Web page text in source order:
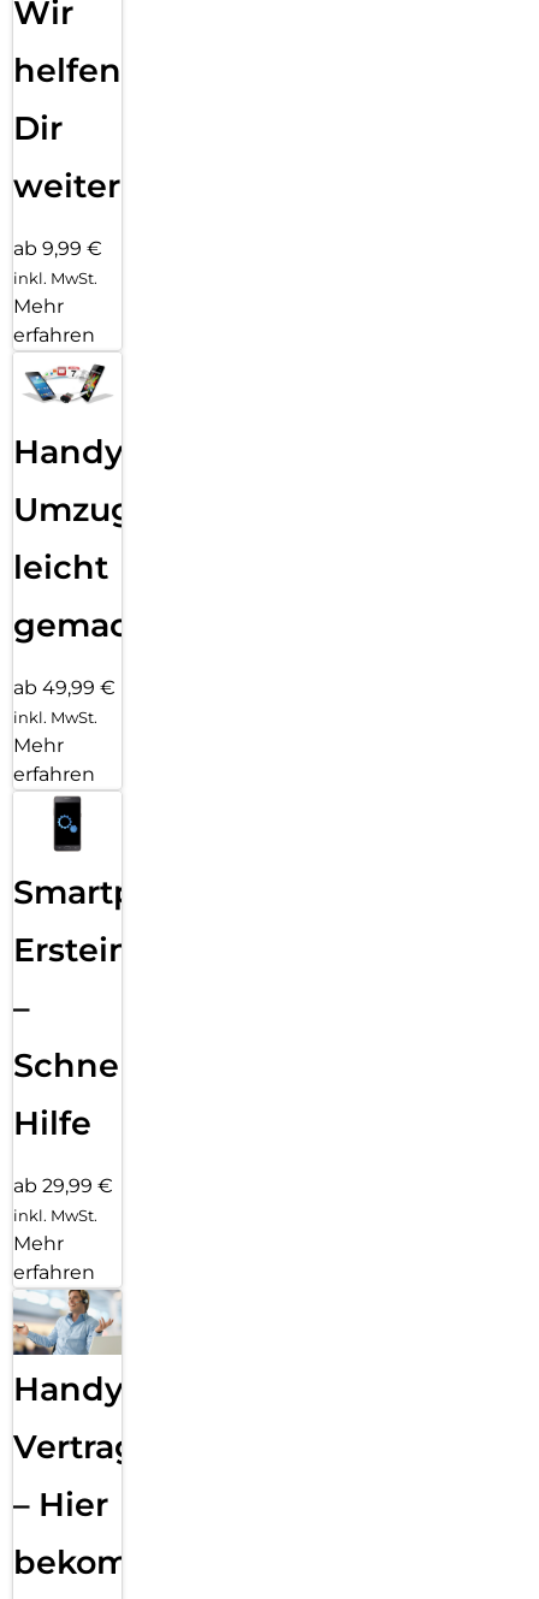
Wir
helfen
Dir
weiter
ab 9,99 €
inkl. MwSt.
Mehr
erfahren
Handy
Umzug
leicht
gemacht!
ab 49,99 €
inkl. MwSt.
Mehr
erfahren
Smartphone
Ersteinrichtung
–
Schnelle
Hilfe
ab 29,99 €
inkl. MwSt.
Mehr
erfahren
Handy
Vertragsabwicklung
– Hier
bekommst